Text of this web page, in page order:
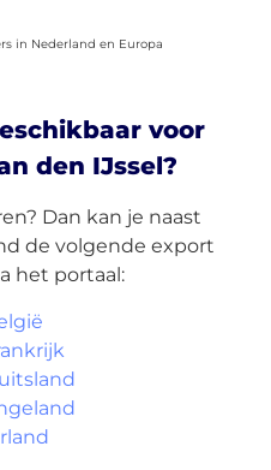
in Nederland en Europa
voor
den IJssel?
Dan kan je naast
de volgende export
het portaal: